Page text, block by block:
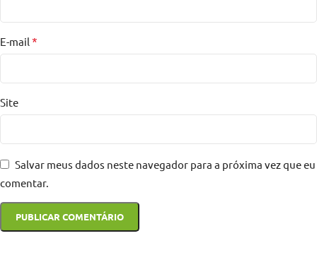
E-mail *
Site
Salvar meus dados neste navegador para a próxima vez que eu
comentar.